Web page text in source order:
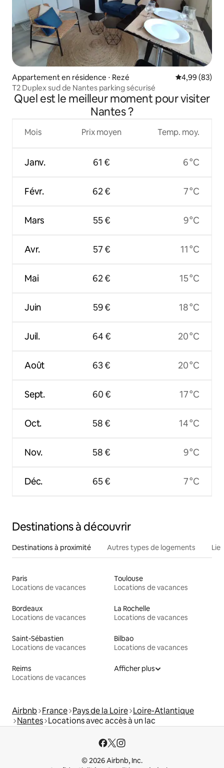
Appartement en résidence ⋅ Rezé Évaluation
4,99 (83)
T2 Duplex sud de Nantes parking sécurisé
Quel est le meilleur moment pour visiter
Nantes ?
Mois
Janv.
Févr.
Mars
Avr.
Mai
Juin
Juil.
Août
Sept.
Oct.
Nov.
Déc.
Prix moyen
61 €
62 €
55 €
57 €
62 €
59 €
64 €
63 €
60 €
58 €
58 €
65 €
Temp. moy.
6 °C
7 °C
9 °C
11 °C
15 °C
18 °C
20 °C
20 °C
17 °C
14 °C
9 °C
7 °C
Destinations à découvrir
Destinations à proximité Autres types de logements
Paris
Locations de vacances
Toulouse
Locations de vacances
Bordeaux
Locations de vacances
La Rochelle
Locations de vacances
Saint-Sébastien
Locations de vacances
Bilbao
Locations de vacances
Reims
Locations de vacances
Afficher plus
Airbnb France Pays de la Loire Loire-Atlantique
Nantes Locations avec accès à un lac
© 2026 Airbnb, Inc.